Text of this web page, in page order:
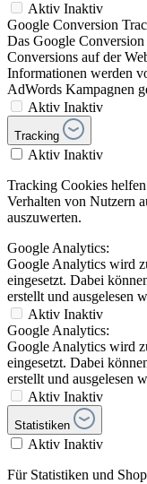
Aktiv Inaktiv
Google Conversion
Das Google
Conversions auf der
Informationen werden
AdWords Kampagnen
Aktiv Inaktiv
Tracking
Aktiv Inaktiv
Tracking Cookies
Verhalten von Nutzern
auszuwerten.
Google Analytics:
Google Analytics wird
eingesetzt. Dabei
erstellt und ausgelesen
Aktiv Inaktiv
Google Analytics:
Google Analytics wird
eingesetzt. Dabei
erstellt und ausgelesen
Aktiv Inaktiv
Statistiken
Aktiv Inaktiv
Für Statistiken und